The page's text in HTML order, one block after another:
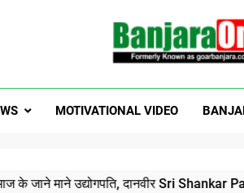
Welcome
MOTIVATIONAL VIDEO
उद्योगपति, दानवीर Sri Shankar Pawar जी